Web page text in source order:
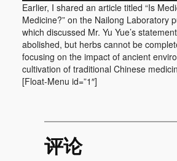
Earlier, I shared an article titled “Is
Medicine?” on the Nailong Laboratory
which discussed Mr. Yu Yue’s
abolished, but herbs cannot be
focusing on the impact of ancient
cultivation of traditional Chinese
[Float-Menu id=”1″]
评论